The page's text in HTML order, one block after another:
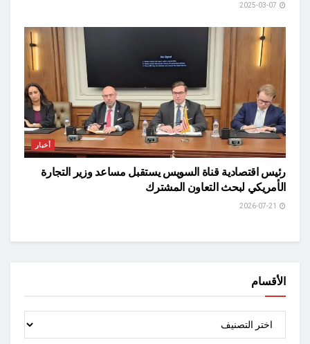
أخبار
رئيس اقتصادية قناة السويس يستقبل مساعد وزير التجارة
الأمريكي لبحث التعاون المشترك
الأقسام
الأقسام